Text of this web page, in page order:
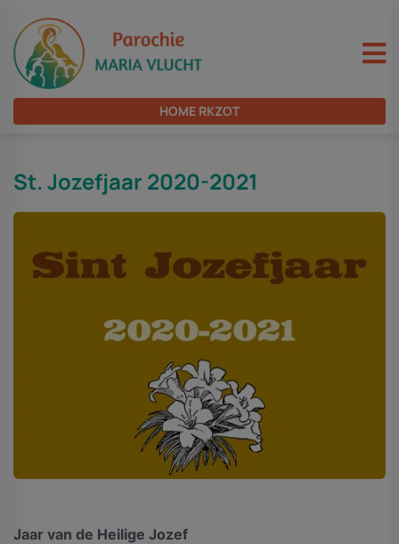
HOME RKZOT
St. Jozefjaar 2020-2021
Jaar van de Heilige Jozef